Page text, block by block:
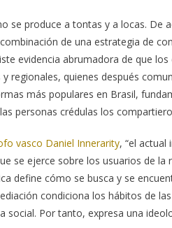
se produce a tontas y a locas. De
de una estrategia de
evidencia abrumadora de que
regionales, quienes después
más populares en Brasil,
personas crédulas los
vasco Daniel Innerarity, “el
se ejerce sobre los usuarios de
define cómo se busca y se
condiciona los hábitos de
social. Por tanto, expresa una